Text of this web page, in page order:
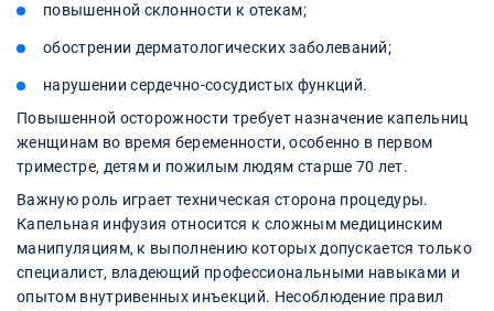
повышенной склонности к отекам;
обострении дерматологических заболеваний;
нарушении сердечно-сосудистых функций.
Повышенной осторожности требует назначение капельниц
женщинам во время беременности, особенно в первом
триместре, детям и пожилым людям старше 70 лет.
Важную роль играет техническая сторона процедуры.
Капельная инфузия относится к сложным медицинским
манипуляциям, к выполнению которых допускается только
специалист, владеющий профессиональными навыками и
опытом внутривенных инъекций. Несоблюдение правил